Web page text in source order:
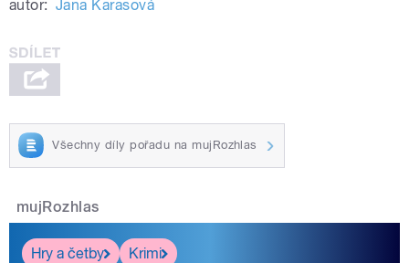
autor: Jana Karasová
Všechny díly pořadu na mujRozhlas
mujRozhlas
Hry a četby
Krimi